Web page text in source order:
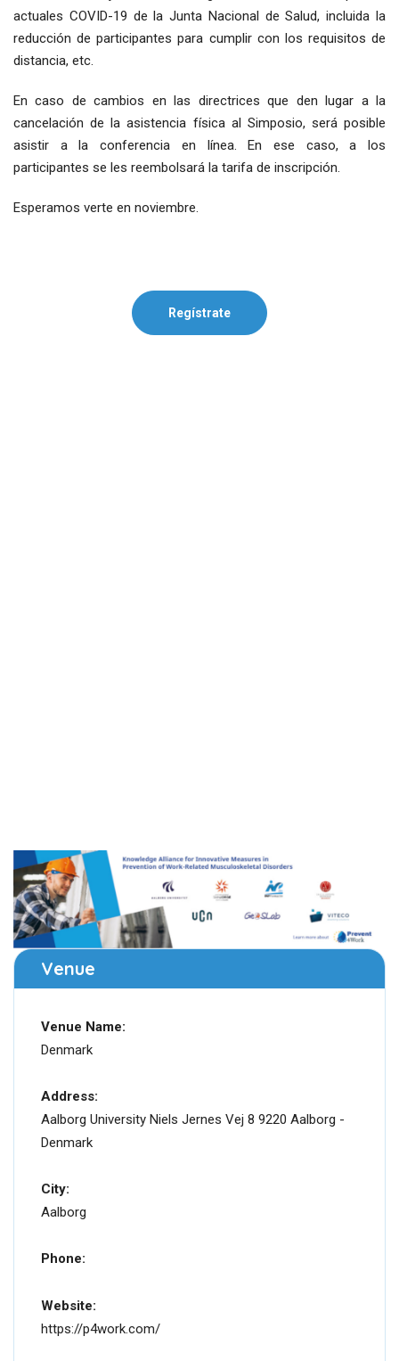
actuales COVID-19 de la Junta Nacional de Salud, incluida la
reducción de participantes para cumplir con los requisitos de
distancia, etc.
En caso de cambios en las directrices que den lugar a la
cancelación de la asistencia física al Simposio, será posible
asistir a la conferencia en línea. En ese caso, a los
participantes se les reembolsará la tarifa de inscripción.
Esperamos verte en noviembre.
Regístrate
Venue
Venue Name:
Denmark
Address:
Aalborg University Niels Jernes Vej 8 9220 Aalborg -
Denmark
City:
Aalborg
Phone:
Website:
https://p4work.com/